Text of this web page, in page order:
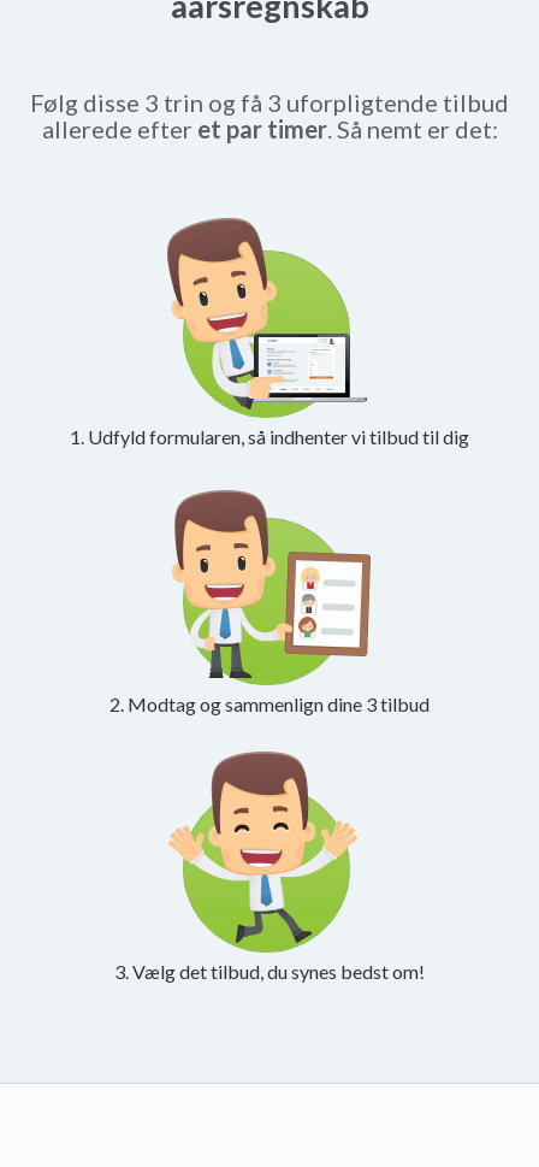
Følg disse 3 trin og få 3 uforpligtende tilbud
allerede efter et par timer. Så nemt er det:
1. Udfyld formularen, så indhenter vi tilbud til dig
2. Modtag og sammenlign dine 3 tilbud
3. Vælg det tilbud, du synes bedst om!